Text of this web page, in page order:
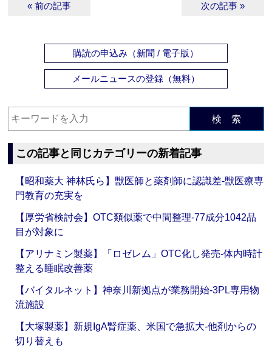
« 前の記事 次の記事 »
購読の申込み（新聞 / 電子版）
メールニュースの登録（無料）
検 索
この記事と同じカテゴリーの新着記事
【昭和薬大 神林氏ら】獣医師と薬剤師に認識差‐獣医療専
門教育の充実を
【厚労省検討会】OTC類似薬で中間整理‐77成分1042品
目が対象に
【アリナミン製薬】「ロゼレム」OTC化し発売‐体内時計
整える睡眠改善薬
【バイタルネット】神奈川新拠点が業務開始‐3PL専用物
流施設
【大塚製薬】新規IgA腎症薬、米国で急拡大‐他剤からの
切り替えも